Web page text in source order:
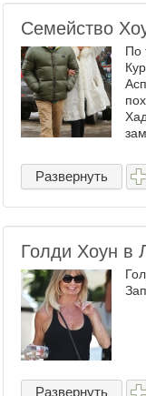
Семейство
По
Развернуть
Голди Хоун в
Развернуть